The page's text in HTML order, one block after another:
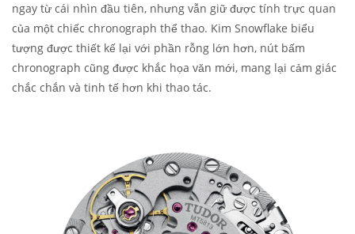
ngay từ cái nhìn đầu tiên, nhưng vẫn giữ được tính trực quan
của một chiếc chronograph thể thao. Kim Snowflake biểu
tượng được thiết kế lại với phần rỗng lớn hơn, nút bấm
chronograph cũng được khắc họa văn mới, mang lại cảm giác
chắc chắn và tinh tế hơn khi thao tác.